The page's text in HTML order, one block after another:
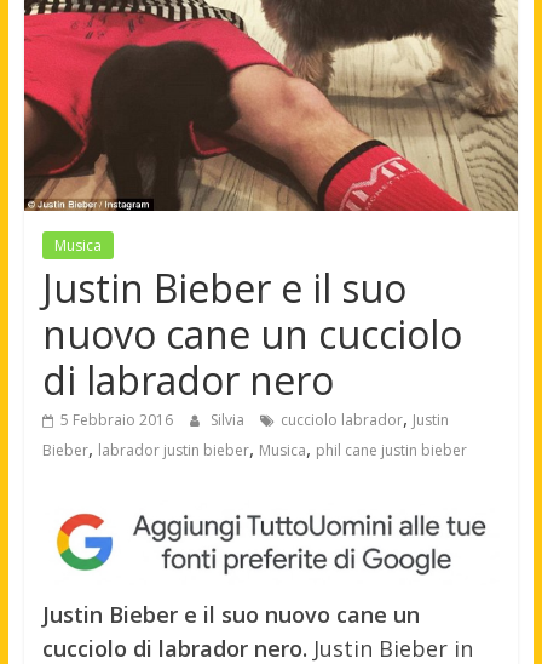
Musica
Justin Bieber e il suo
nuovo cane un cucciolo
di labrador nero
5 Febbraio 2016 Silvia cucciolo labrador, Justin
Bieber, labrador justin bieber, Musica, phil cane justin bieber
Justin Bieber e il suo nuovo cane un
cucciolo di labrador nero. Justin Bieber in